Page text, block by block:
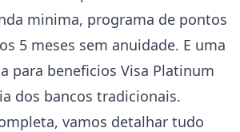
minima, programa de pontos
5 meses sem anuidade. E uma
para beneficios Visa Platinum
dos bancos tradicionais.
vamos detalhar tudo